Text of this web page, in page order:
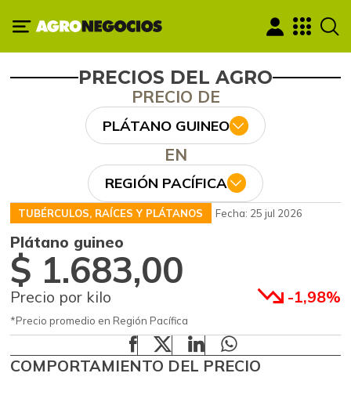
PRECIOS DEL AGRO
PRECIO DE
PLÁTANO GUINEO
EN
REGIÓN PACÍFICA
TUBÉRCULOS, RAÍCES Y PLÁTANOS Fecha: 25 jul 2026
Plátano guineo
$ 1.683,00
Precio por kilo -1,98%
*Precio promedio en Región Pacífica
COMPORTAMIENTO DEL PRECIO